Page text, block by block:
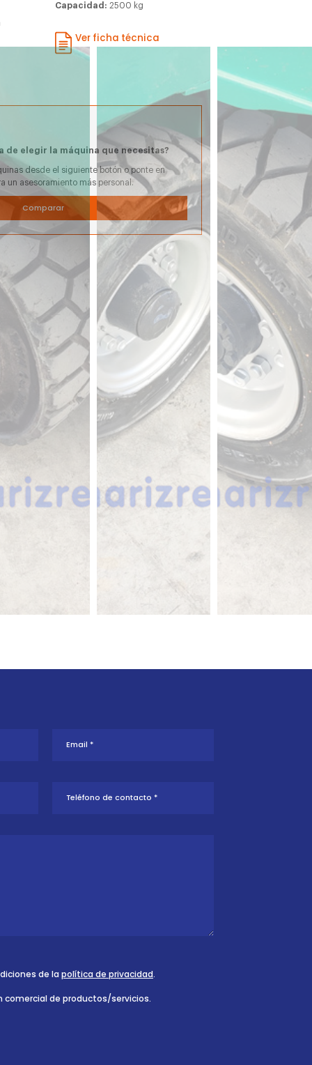
Capacidad:2500 kg
Ver ficha técnica
de elegir la máquina que necesitas?
desde el siguiente botón o ponte en
un asesoramiento más personal.
Comparar
de la política de privacidad.
comercial de productos/servicios.